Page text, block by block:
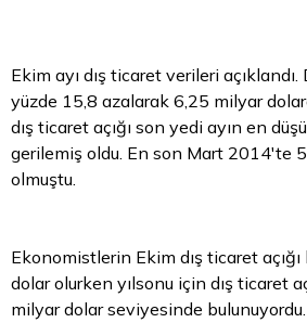
Ekim ayı dış ticaret verileri açıklandı.
yüzde 15,8 azalarak 6,25 milyar
dış ticaret açığı son yedi ayın en
gerilemiş oldu. En son Mart 2014'te
olmuştu.
Ekonomistlerin Ekim dış ticaret
dolar olurken yılsonu için dış ticaret
milyar dolar seviyesinde